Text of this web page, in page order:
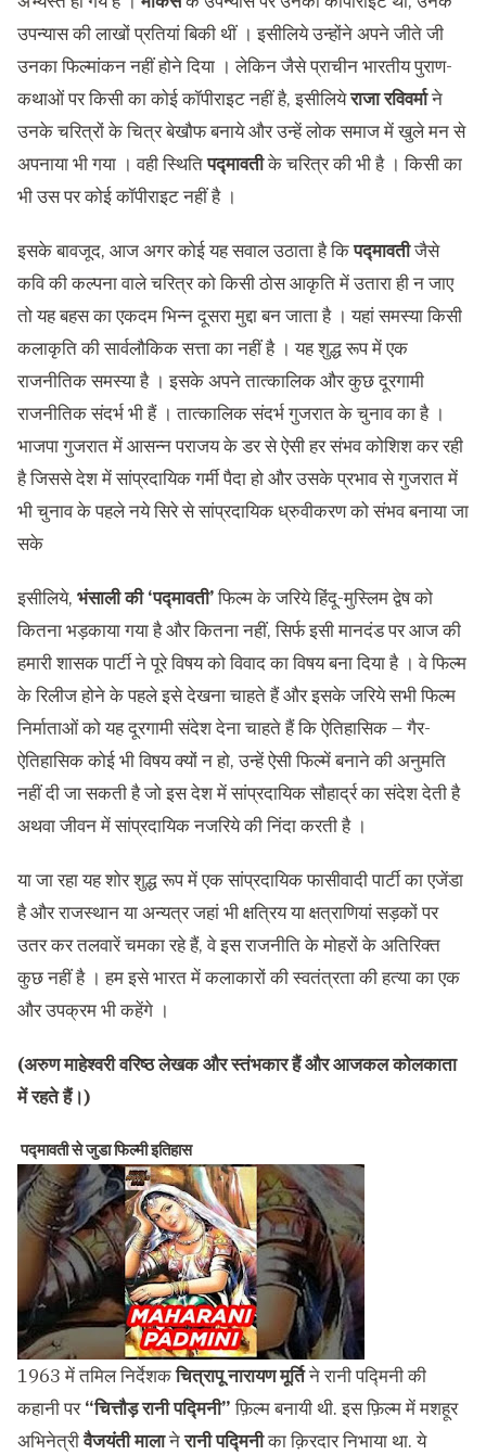
उपन्यास की लाखों प्रतियां बिकी थीं । इसीलिये उन्होंने अपने जीते जी
उनका फिल्मांकन नहीं होने दिया । लेकिन जैसे प्राचीन भारतीय पुराण-
कथाओं पर किसी का कोई कॉपीराइट नहीं है, इसीलियेराजा रविवर्माने
उनके चरित्रों के चित्र बेखौफ बनाये और उन्हें लोक समाज में खुले मन से
अपनाया भी गया । वही स्थितिपद्मावतीके चरित्र की भी है । किसी का
भी उस पर कोई कॉपीराइट नहीं है ।
इसके बावजूद, आज अगर कोई यह सवाल उठाता है किपद्मावतीजैसे
कवि की कल्पना वाले चरित्र को किसी ठोस आकृति में उतारा ही न जाए
तो यह बहस का एकदम भिन्न दूसरा मुद्दा बन जाता है । यहां समस्या किसी
कलाकृति की सार्वलौकिक सत्ता का नहीं है । यह शुद्ध रूप में एक
राजनीतिक समस्या है । इसके अपने तात्कालिक और कुछ दूरगामी
राजनीतिक संदर्भ भी हैं । तात्कालिक संदर्भ गुजरात के चुनाव का है ।
भाजपा गुजरात में आसन्न पराजय के डर से ऐसी हर संभव कोशिश कर रही
है जिससे देश में सांप्रदायिक गर्मी पैदा हो और उसके प्रभाव से गुजरात में
भी चुनाव के पहले नये सिरे से सांप्रदायिक ध्रुवीकरण को संभव बनाया जा
सके
इसीलिये, भंसाली की ‘पद्मावती’फिल्म के जरिये हिंदू-मुस्लिम द्वेष को
कितना भड़काया गया है और कितना नहीं, सिर्फ इसी मानदंड पर आज की
हमारी शासक पार्टी ने पूरे विषय को विवाद का विषय बना दिया है । वे फिल्म
के रिलीज होने के पहले इसे देखना चाहते हैं और इसके जरिये सभी फिल्म
निर्माताओं को यह दूरगामी संदेश देना चाहते हैं कि ऐतिहासिक – गैर-
ऐतिहासिक कोई भी विषय क्यों न हो, उन्हें ऐसी फिल्में बनाने की अनुमति
नहीं दी जा सकती है जो इस देश में सांप्रदायिक सौहार्द्र का संदेश देती है
अथवा जीवन में सांप्रदायिक नजरिये की निंदा करती है ।
या जा रहा यह शोर शुद्ध रूप में एक सांप्रदायिक फासीवादी पार्टी का एजेंडा
है और राजस्थान या अन्यत्र जहां भी क्षत्रिय या क्षत्राणियां सड़कों पर
उतर कर तलवारें चमका रहे हैं, वे इस राजनीति के मोहरों के अतिरिक्त
कुछ नहीं है । हम इसे भारत में कलाकारों की स्वतंत्रता की हत्या का एक
और उपक्रम भी कहेंगे ।
(अरुण माहेश्वरी वरिष्ठ लेखक और स्तंभकार हैं और आजकल कोलकाता
में रहते हैं।)
पद्मावती से जुडा फिल्मी इतिहास
1963 में तमिल निर्देशकचित्रापू नारायण मूर्तिने रानी पद्मिनी की
कहानी पर“चित्तौड़ रानी पद्मिनी”फ़िल्म बनायी थी. इस फ़िल्म में मशहूर
अभिनेत्रीवैजयंती मालानेरानी पद्मिनीका क़िरदार निभाया था. ये